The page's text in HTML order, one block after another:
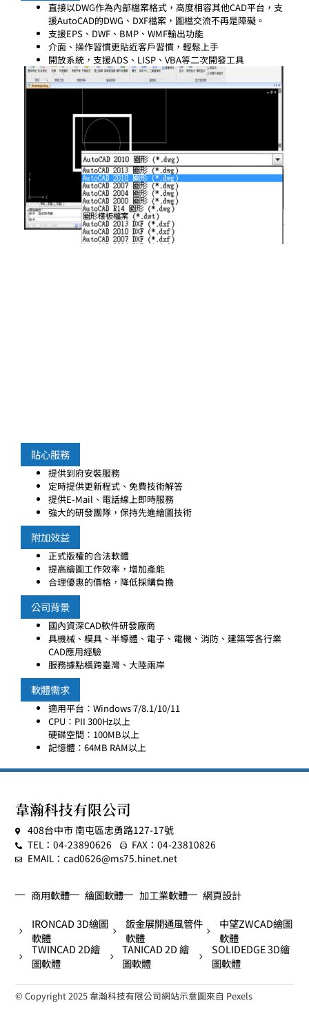
直接以DWG作為內部檔案格式，高度相容其他CAD平台，支
援AutoCAD的DWG、DXF檔案，圖檔交流不再是障礙。
支援EPS、DWF、BMP、WMF輸出功能
介面、操作習慣更貼近客戶習慣，輕鬆上手
開放系統，支援ADS、LISP、VBA等二次開發工具
貼心服務
提供到府安裝服務
定時提供更新程式、免費技術解答
提供E-Mail、電話線上即時服務
強大的研發團隊，保持先進繪圖技術
附加效益
正式版權的合法軟體
提高繪圖工作效率，增加產能
合理優惠的價格，降低採購負擔
公司背景
國內資深CAD軟件研發廠商
具機械、模具、半導體、電子、電機、消防、建築等各行業
CAD應用經驗
服務據點橫跨臺灣、大陸兩岸
軟體需求
適用平台：Windows 7/8.1/10/11
CPU：PII 300Hz以上
硬碟空間：100MB以上
記憶體：64MB RAM以上
韋瀚科技有限公司
408台中市 南屯區忠勇路127-17號
TEL：04-23890626
FAX：04-23810826
EMAIL：cad0626@ms75.hinet.net
商用軟體 繪圖軟體 加工業軟體
網頁設計
IRONCAD 3D繪圖
軟體
鈑金展開通風管件
軟體
中望ZWCAD繪圖
軟體
TWINCAD 2D繪
圖軟體
TANICAD 2D 繪
圖軟體
SOLIDEDGE 3D繪
圖軟體
© Copyright 2025 韋瀚科技有限公司網站示意圖來自 Pexels